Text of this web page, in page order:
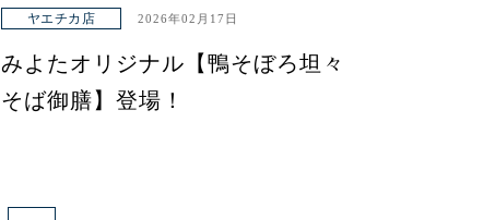
ヤエチカ店 2026年02月17日
みよたオリジナル【鴨そぼろ坦々
そば御膳】登場！